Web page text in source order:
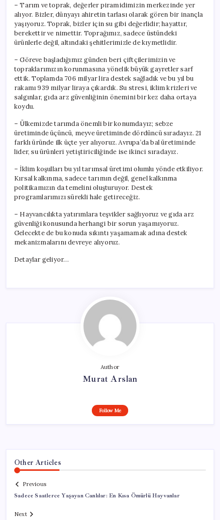
– Tarım ve toprak, değerler piramidimizin merkezinde yer
alıyor. Bizler, dünyayı ahiretin tarlası olarak gören bir inançla
yaşıyoruz. Toprak, bizler için su gibi değerlidir; hayattır,
berekettir ve nimettir. Toprağımız, sadece üstündeki
ürünlerle değil, altındaki şehitlerimizle de kıymetlidir.
– Göreve başladığımız günden beri çiftçilerimizin ve
topraklarımızın korunmasına yönelik büyük gayretler sarf
ettik. Toplamda 706 milyar lira destek sağladık ve bu yıl bu
rakamı 939 milyar liraya çıkardık. Su stresi, iklim krizleri ve
salgınlar, gıda arz güvenliğinin önemini bir kez daha ortaya
koydu.
– Ülkemizde tarımda önemli bir konumdayız; sebze
üretiminde üçüncü, meyve üretiminde dördüncü sıradayız. 21
farklı üründe ilk üçte yer alıyoruz. Avrupa’da bal üretiminde
lider, su ürünleri yetiştiriciliğinde ise ikinci sıradayız.
– İklim koşulları bu yıl tarımsal üretimi olumlu yönde etkiliyor.
Kırsal kalkınma, sadece tarımın değil, genel kalkınma
politikamızın da temelini oluşturuyor. Destek
programlarımızı sürekli hale getireceğiz.
– Hayvancılıkta yatırımlara teşvikler sağlıyoruz ve gıda arz
güvenliği konusunda herhangi bir sorun yaşamıyoruz.
Gelecekte de bu konuda sıkıntı yaşamamak adına destek
mekanizmalarını devreye alıyoruz.
Detaylar geliyor…
Author
Murat Arslan
Follow Me
Other Articles
Previous
Sadece Saatlerce Yaşayan Canlılar: En Kısa Ömürlü Hayvanlar
Next